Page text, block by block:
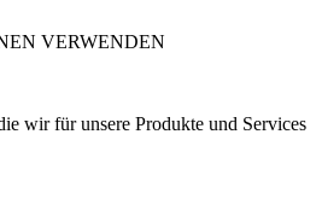
VERWENDEN
wir für unsere Produkte und Services